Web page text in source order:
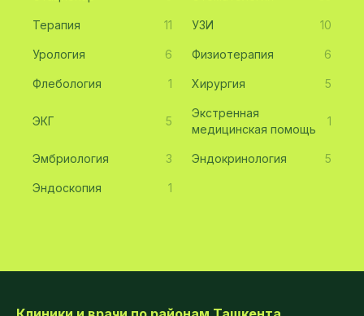
Терапия 11 УЗИ 10
Урология 6 Физиотерапия 6
Флебология 1 Хирургия 5
ЭКГ 5
Экстренная
медицинская помощь
1
Эмбриология 3 Эндокринология 5
Эндоскопия 1